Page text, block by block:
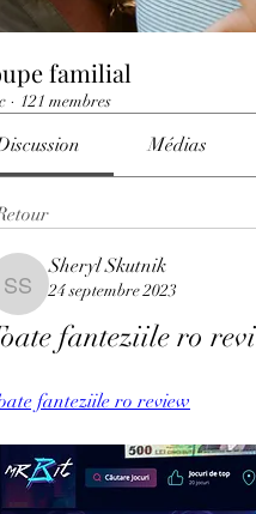
familial
· 121 membres
Médias
Sheryl Skutnik
Sheryl Skutnik
24 septembre 2023
fanteziile ro
fanteziile ro review